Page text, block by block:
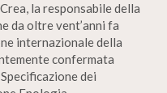
la responsabile della
da oltre vent’anni fa
internazionale della
confermata
dei